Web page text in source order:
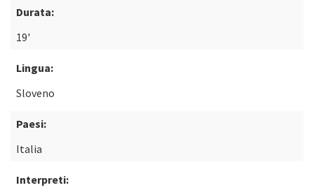
Durata:
19'
Lingua:
Sloveno
Paesi:
Italia
Interpreti: